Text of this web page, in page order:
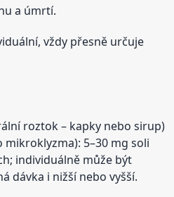
a úmrtí.
vždy přesně určuje
roztok – kapky nebo sirup)
5–30 mg soli
individuálně může být
dávka i nižší nebo vyšší.